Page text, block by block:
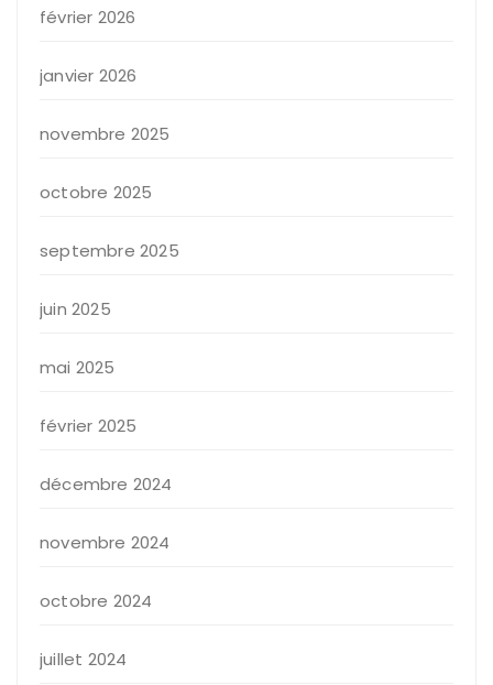
février 2026
janvier 2026
novembre 2025
octobre 2025
septembre 2025
juin 2025
mai 2025
février 2025
décembre 2024
novembre 2024
octobre 2024
juillet 2024